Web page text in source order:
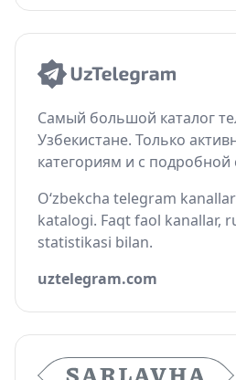
Самый большой каталог
Узбекистане. Только
категориям и с подробной
O‘zbekcha telegram
katalogi. Faqt faol kanallar,
statistikasi bilan.
uztelegram.com